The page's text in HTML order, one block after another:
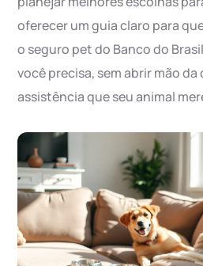
oferecer um guia claro para
o seguro pet do Banco do
você precisa, sem abrir mão
assistência que seu animal